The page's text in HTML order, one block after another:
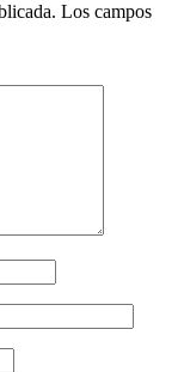
Los campos